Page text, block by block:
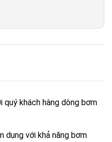
quý khách hàng dòng bơm
dụng với khả năng bơm